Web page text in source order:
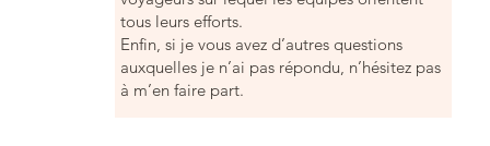
tous leurs efforts.
Enfin, si je vous avez d’autres questions
auxquelles je n’ai pas répondu, n’hésitez pas
à m’en faire part.